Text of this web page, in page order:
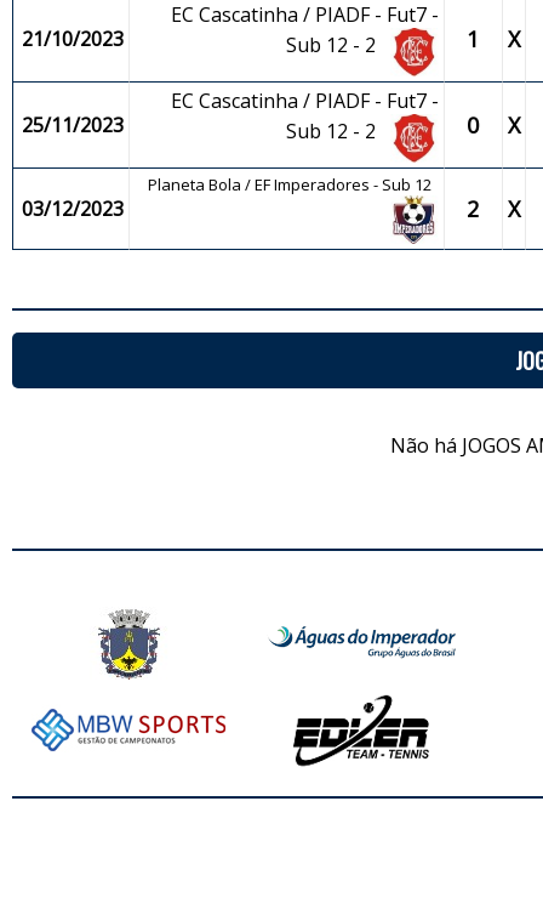
21/10/2023
EC Cascatinha / PIADF - Fut7 -
Sub 12 - 2
1 X
25/11/2023
EC Cascatinha / PIADF - Fut7 -
Sub 12 - 2
0 X
03/12/2023
Planeta Bola / EF Imperadores - Sub 12
2 X
Não há JOGOS